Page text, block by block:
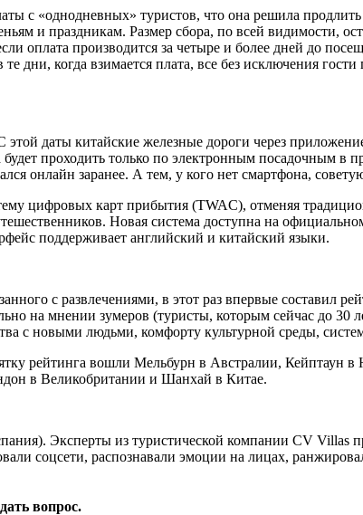
с «однодневных» туристов, что она решила
и праздникам. Размер сбора, по всей видимости,
оплата производится за четыре и более дней до
дни, когда взимается плата, все без исключения
даты китайские железные дороги через
проходить только по электронным посадочным в
онлайн заранее. А тем, у кого нет смартфона,
цифровых карт прибытия (TWAC), отменяя
Новая система доступна на
поддерживает английский и китайский языки.
с развлечениями, в этот раз впервые составил
на мнении зумеров (туристы, которым сейчас до 30
с новыми людьми, комфорту культурной среды,
рейтинга вошли Мельбурн в Австралии,
в Великобритании и Шанхай в Китае.
Эксперты из туристической компании CV Villas
соцсети, распознавали эмоции на лицах,
вопрос.